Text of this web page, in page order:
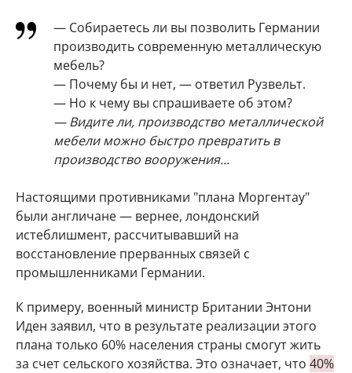
— Собираетесь ли вы позволить Германии
производить современную металлическую
мебель?
— Почему бы и нет, — ответил Рузвельт.
— Но к чему вы спрашиваете об этом?
— Видите ли, производство металлической
мебели можно быстро превратить в
производство вооружения...
Настоящими противниками "плана Моргентау"
были англичане — вернее, лондонский
истеблишмент, рассчитывавший на
восстановление прерванных связей с
промышленниками Германии.
К примеру, военный министр Британии Энтони
Иден заявил, что в результате реализации этого
плана только 60% населения страны смогут жить
за счет сельского хозяйства. Это означает, что 40%